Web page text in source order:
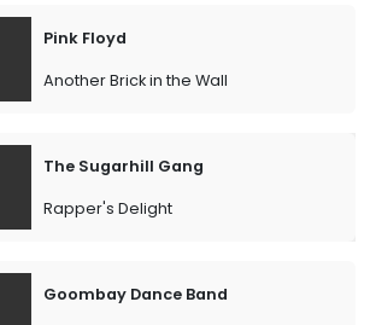
Pink Floyd
Another Brick in the Wall
The Sugarhill Gang
Rapper's Delight
Goombay Dance Band